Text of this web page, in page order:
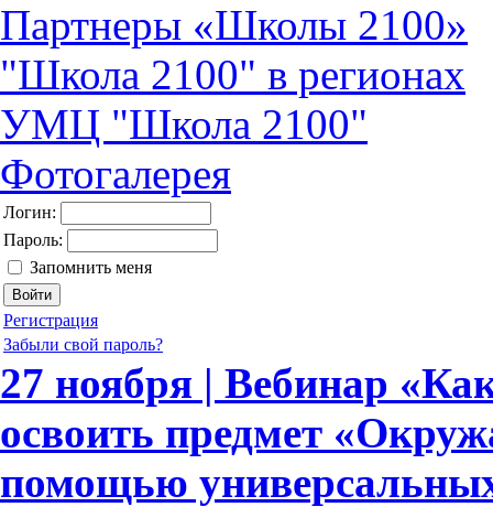
Партнеры «Школы 2100»
"Школа 2100" в регионах
УМЦ "Школа 2100"
Фотогалерея
Логин:
Пароль:
Запомнить меня
Регистрация
Забыли свой пароль?
27 ноября | Вебинар
освоить предмет
помощью